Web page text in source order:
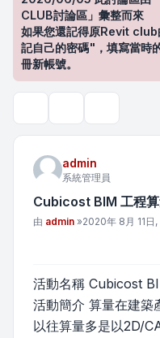
CLUB討論區」彙整而來
如果您還記得原Revit
記自己的密碼"，填寫當時
冊新帳號。
admin
系統管理員
Cubicost BIM 工程
文章
由 admin »2020年 8月 11日,
活動名稱 Cubicost
活動簡介 算量在建築
以往算量多是以2D/